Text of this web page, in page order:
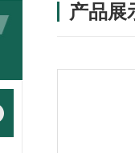
产品展